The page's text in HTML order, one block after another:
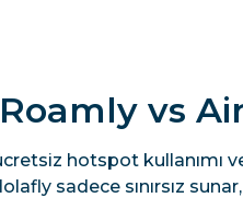
vs
hotspot kullanımı
sadece sınırsız